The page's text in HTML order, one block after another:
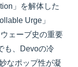
」を解体した
Urge」
ェーブ史の重要
も、Devoの冷
なポップ性が凝